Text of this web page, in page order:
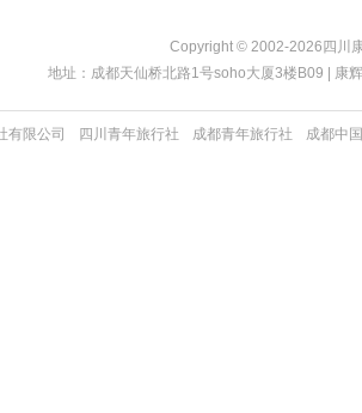
Copyright © 2002-2026四川
地址：成都天仙桥北路1号soho大厦3楼B09 |
有限公司 四川青年旅行社 成都青年旅行社
成都中